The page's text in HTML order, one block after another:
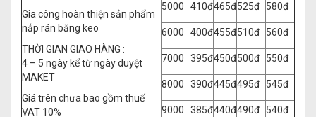
Gia công hoàn thiện sản phẩm
nắp rán băng keo
THỜI GIAN GIAO HÀNG :
4 – 5 ngày kể từ ngày duyệt
MAKET
Giá trên chưa bao gồm thuế
VAT 10%
5000 410đ465đ525đ 580đ
6000 400đ455đ510đ 560đ
7000 395đ450đ500đ 550đ
8000 390đ445đ495đ 545đ
9000 385đ440đ490đ 540đ